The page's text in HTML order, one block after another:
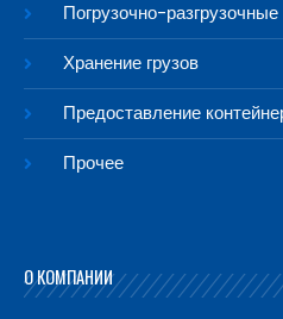
Погрузочно-
Хранение грузов
Предоставление
Прочее
О КОМПАНИИ